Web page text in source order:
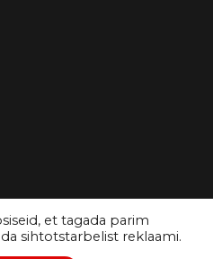
et tagada parim
sihtotstarbelist reklaami.